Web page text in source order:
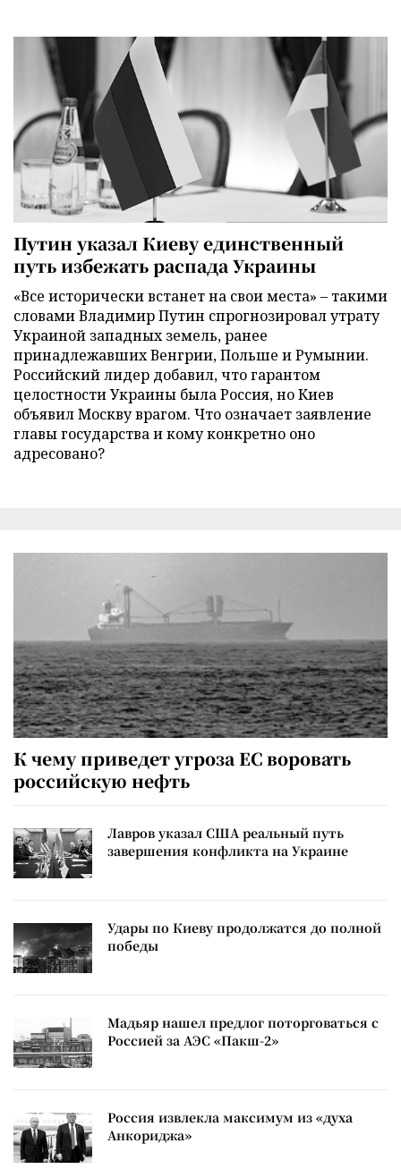
Путин указал Киеву единственный
путь избежать распада Украины
«Все исторически встанет на свои места» – такими
словами Владимир Путин спрогнозировал утрату
Украиной западных земель, ранее
принадлежавших Венгрии, Польше и Румынии.
Российский лидер добавил, что гарантом
целостности Украины была Россия, но Киев
объявил Москву врагом. Что означает заявление
главы государства и кому конкретно оно
адресовано?
К чему приведет угроза ЕС воровать
российскую нефть
Лавров указал США реальный путь
завершения конфликта на Украине
Удары по Киеву продолжатся до полной
победы
Мадьяр нашел предлог поторговаться с
Россией за АЭС «Пакш-2»
Россия извлекла максимум из «духа
Анкориджа»